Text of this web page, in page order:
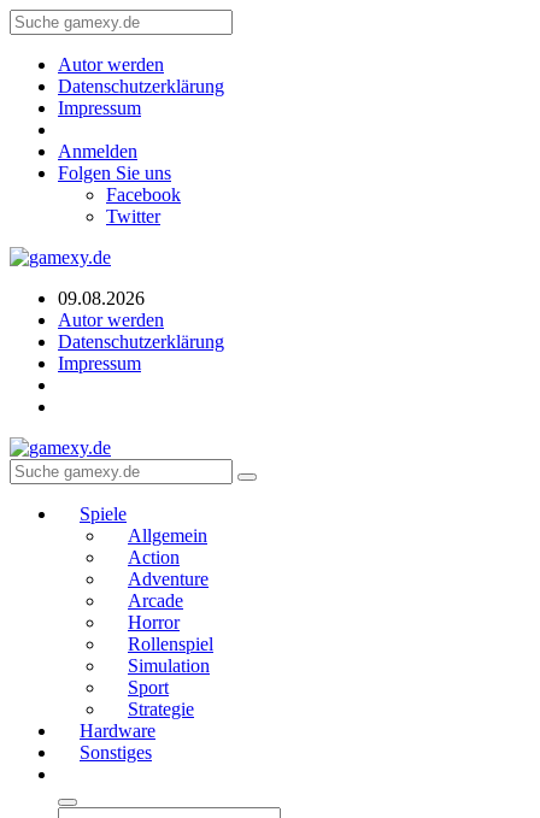
Autor werden
Datenschutzerklärung
Impressum
Anmelden
Folgen Sie uns
Facebook
Twitter
09.08.2026
Autor werden
Datenschutzerklärung
Impressum
Spiele
Allgemein
Action
Adventure
Arcade
Horror
Rollenspiel
Simulation
Sport
Strategie
Hardware
Sonstiges